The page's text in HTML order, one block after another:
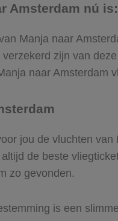
Amsterdam nú
Manja naar
zijn van
naar Amsterdam
jou de vluchten
de beste
zo gevonden.
is een